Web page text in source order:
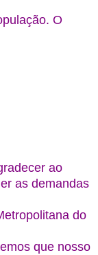
O
ao
as demandas
do
que nosso